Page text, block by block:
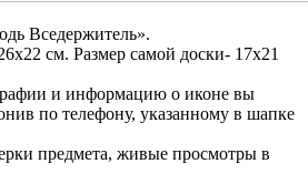
Вседержитель».
см. Размер самой доски- 17х21
и информацию о иконе вы
по телефону, указанному в шапке
предмета, живые просмотры в